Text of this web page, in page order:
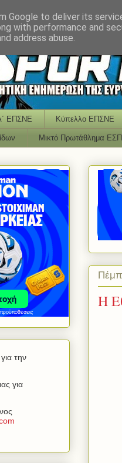
ΕΠΣΝΕ Κύπελλο ΕΠΣΝΕ
Μικτό Πρωτάθλημα
Η
την
για
Google to deliver its
with performance and
address abuse.